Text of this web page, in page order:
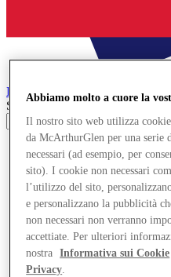
Paris-Giverny
Designer Outlet
Search input
Negozi
Offerte
Eventi
Pianifica la tua visita
Ristoranti
Servizi
Turismo
Ricerca di lavoro
Gift Card
Abbiamo molto a cuore la
Il nostro sito web utilizza
da McArthurGlen per una
necessari (ad esempio, per
sito). I cookie non necessari
l’utilizzo del sito,
e personalizzano la pubblicità
non necessari non verranno
accettiate. Per ulteriori
nostra
Informativa sui Cookie
Privacy.